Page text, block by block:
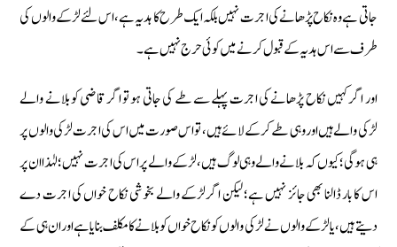
جاتی ہے وہ نکاح پڑھانے کی اجرت نہیں بلکہ ایک طرح کا ہدیہ ہے، اس لئے لڑکے والوں کی
طرف سے اس ہدیہ کے قبول کرنے میں کوئی حرج نہیں ہے۔
اور اگر کہیں نکاح پڑھانے کی اجرت پہلے سے طے کی جاتی ہو تو اگر قاضی کو بلانے والے
لڑکی والے ہیں اور وہی طے کرکے لائے ہیں، تو اس صورت میں اس کی اجرت لڑکی والوں پر
ہی ہوگی؛ کیوں کہ بلانے والے وہی لوگ ہیں، لڑکے والے پر اس کی اجرت نہیں؛ لہٰذا ان پر
اس کا بار ڈالنا بھی جائز نہیں ہے؛ لیکن اگر لڑکے والے بخوشی نکاح خواں کی اجرت دے
دیتے ہیں، یا لڑکے والوں نے لڑکی والوں کو نکاح خواں کو بلانے کا مکلف بنایا ہے اور ان ہی کے